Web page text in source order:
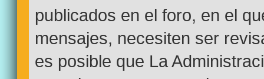
publicados en el foro, en el
mensajes, necesiten ser
es posible que La